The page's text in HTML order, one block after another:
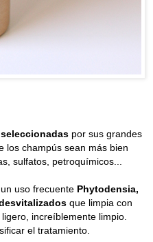
por sus grandes
los champús sean más bien
sulfatos, petroquímicos...
uso frecuente Phytodensia,
que limpia con
increíblemente limpio.
el tratamiento.